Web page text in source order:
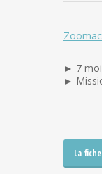
► 7
►
La